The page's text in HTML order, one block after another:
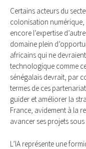
Certains acteurs du
colonisation
encore l’expertise
domaine plein
africains qui ne
technologique comme
sénégalais devrait, par
termes de ces
guider et améliorer la
France, avidement à la
avancer ses projets
L’IA représente une